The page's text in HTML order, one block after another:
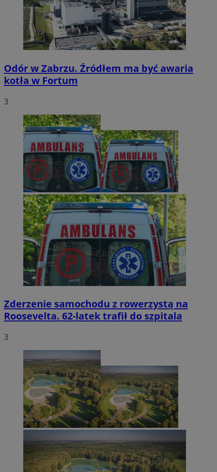
Odór w Zabrzu. Źródłem ma być awaria
kotła w Fortum
3
Zderzenie samochodu z rowerzystą na
Roosevelta. 62-latek trafił do szpitala
3